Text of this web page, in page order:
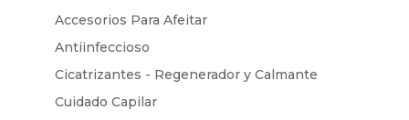
Accesorios Para Afeitar
Antiinfeccioso
Cicatrizantes - Regenerador y Calmante
Cuidado Capilar